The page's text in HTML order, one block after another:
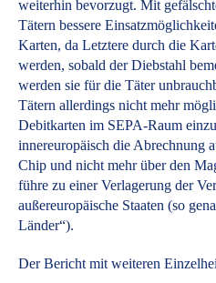
weiterhin bevorzugt. Mit
Tätern bessere
Karten, da Letztere durch die
werden, sobald der Diebstahl
werden sie für die Täter
Tätern allerdings nicht mehr
Debitkarten im SEPA-Raum
innereuropäisch die Abrechnung
Chip und nicht mehr über den
führe zu einer Verlagerung der
außereuropäische Staaten (so
Länder“).
Der Bericht mit weiteren